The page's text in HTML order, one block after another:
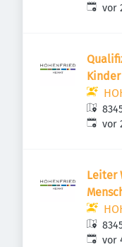
vor
vor
Leiter
vor